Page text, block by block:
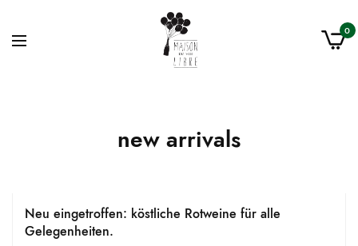
0
new arrivals
Neu eingetroffen: köstliche Rotweine für alle
Gelegenheiten.